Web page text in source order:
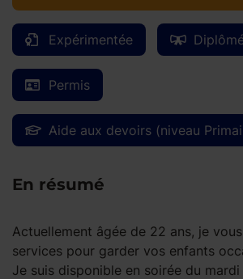
Expérimentée
Permis
Aide aux devoirs (niveau
En résumé
Actuellement âgée de 22 ans, je
services pour garder vos enfants
Je suis disponible en soirée du mardi